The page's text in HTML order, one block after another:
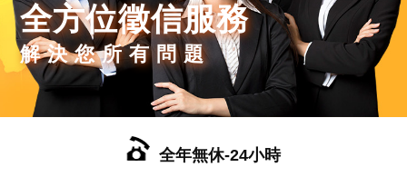
全方位徵信服務
解決您所有問題
全年無休-24小時